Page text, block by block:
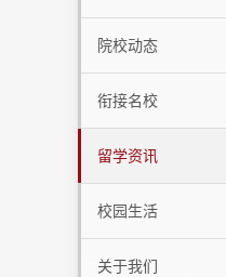
院校动态
衔接名校
留学资讯
校园生活
关于我们